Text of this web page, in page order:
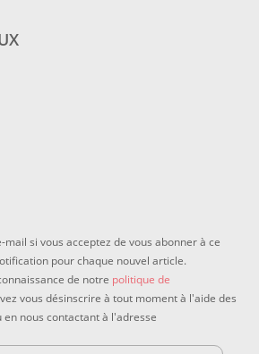
si vous acceptez de vous abonner à ce
pour chaque nouvel article.
de notre politique de
vous désinscrire à tout moment à l'aide des
nous contactant à l'adresse